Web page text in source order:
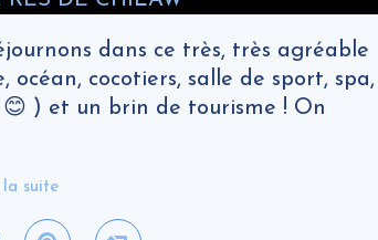
dans ce très, très agréable
cocotiers, salle de sport, spa,
) et un brin de tourisme ! On
suite